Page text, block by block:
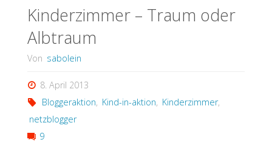
Kinderzimmer – Traum oder
Albtraum
Von sabolein
8. April 2013
Bloggeraktion, Kind-in-aktion, Kinderzimmer,
netzblogger
9